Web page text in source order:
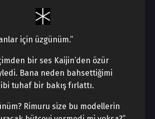
için üzgünüm.”
bir ses Kaijin’den özür
Bana neden bahsettiğimi
tuhaf bir bakış fırlattı.
Rimuru size bu modellerin